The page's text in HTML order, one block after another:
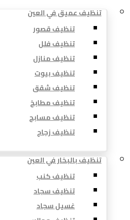
تنظيف عميق في العين
تنظيف قصور
تنظيف فلل
تنظيف منازل
تنظيف بيوت
تنظيف شقق
تنظيف مطابخ
تنظيف مسابح
تنظيف زجاج
تنظيف بالبخار في العين
تنظيف كنب
تنظيف سجاد
غسيل سجاد